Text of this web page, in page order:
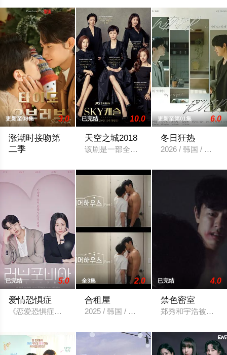
更新至08集 3.0
涨潮时接吻第
二季
已完结 10.0
天空之城2018
该剧是一部全新的黑色喜剧，天空之城为
更新至第01集 6.0
冬日狂热
2026 / 韩国 / 短片,
已完结 5.0
爱情恐惧症
《恋爱恐惧症》（韩语：러브포비아，英语：Lovephobia）是韩
全3集 2.0
合租屋
2025 / 韩国 / 韩国剧
已完结 4.0
禁色密室
郑秀和宇浩被囚禁